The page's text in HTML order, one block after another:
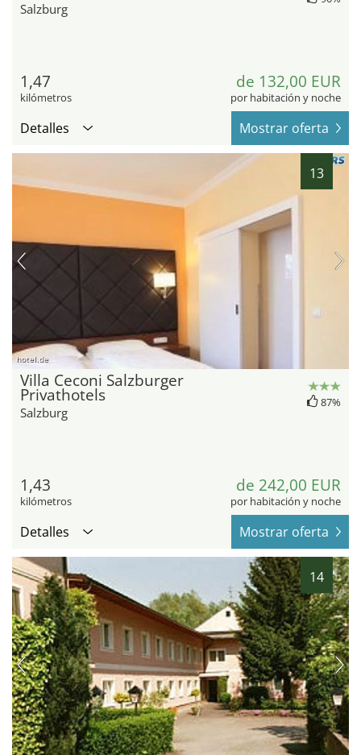
Salzburg
1,47
kilómetros
de 132,00 EUR
por habitación y noche
Detalles Mostrar oferta
13
hotel.de
Villa Ceconi Salzburger
Privathotels
Salzburg
87%
1,43
kilómetros
de 242,00 EUR
por habitación y noche
Detalles Mostrar oferta
14